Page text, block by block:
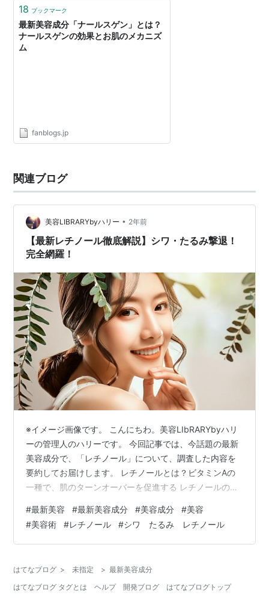
18 ブックマーク
最新美容成分「ナールスゲン」とは？
ナールスゲンの効果とお肌のメカニズ
ム
fanblogs.jp
関連ブログ
美容LIBRARYbyハリー • 2年前
【最新レチノール徹底解説】シワ・たるみ撃退！
完全網羅！
※イメージ画像です。 こんにちわ。美容LIbRARYbyハリ
ーの管理人のハリーです。 今回記事では、今話題の最新
美容成分で、「レチノール」について、調査した内容を
要約してお届けします。 レチノールとは？ビタミンAの
一種で、肌のターンオーバーを促進する レチノールの種
用する際の注意点 まとめ シワ・たるみ・ニキビに効果が
あると今話題の美容成分「レチノール」。 最近では、ド
ラッグストアでも、レチノール配合の化粧品を見かける
知でしょうか？ この記事では、レチノールの効果や種
類、選び方、使い方、注意…
#最新美容 #最新美容成分 #美容成分 #美容
#美容術 #レチノール #シワ たるみ レチノール
はてなブログ > 未指定 > 最新美容成分
はてなブログ タグとは
ヘルプ 開発ブログ はてなブログトップ